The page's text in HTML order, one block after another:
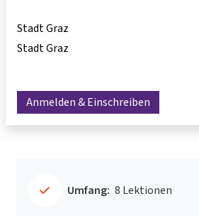
Stadt Graz
Stadt Graz
Anmelden & Einschreiben
Umfang: 8 Lektionen